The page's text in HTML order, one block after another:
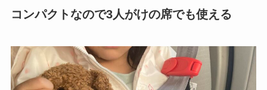
コンパクトなので3人がけの席でも使える